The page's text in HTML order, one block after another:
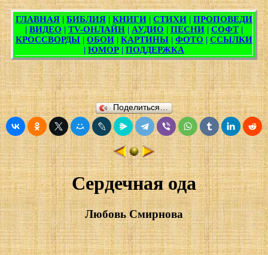
Поделиться…
Сердечная ода
Любовь Смирнова